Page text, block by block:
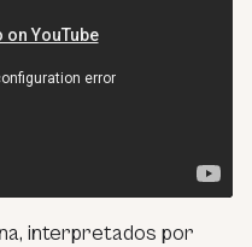
interpretados por